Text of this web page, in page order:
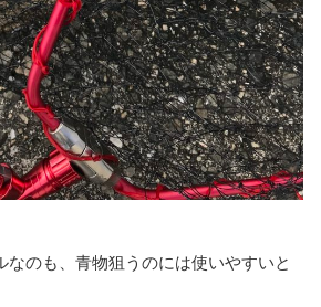
なのも、青物狙うのには使いやすいと